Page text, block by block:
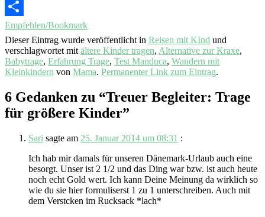
Email
Empfehlen/Bookmark
Dieser Eintrag wurde veröffentlicht in Reisen mit KInd und
verschlagwortet mit ältere Kinder tragen, Alternative zur Kraxe,
Babytrage, Erfahrung Trage, Test Manduca, Wandern mit
Kleinkindern von Mama. Permanenter Link zum Eintrag.
6 Gedanken zu “Treuer Begleiter: Trage
für größere Kinder”
Sari sagte am 25. Januar 2014 um 08:31 :
Ich hab mir damals für unseren Dänemark-Urlaub auch eine
besorgt. Unser ist 2 1/2 und das Ding war bzw. ist auch heute
noch echt Gold wert. Ich kann Deine Meinung da wirklich so
wie du sie hier formuliserst 1 zu 1 unterschreiben. Auch mit
dem Verstcken im Rucksack *lach*